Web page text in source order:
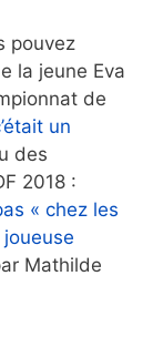
pouvez
la jeune Eva
de
un
des
2018 :
« chez les
joueuse
Mathilde